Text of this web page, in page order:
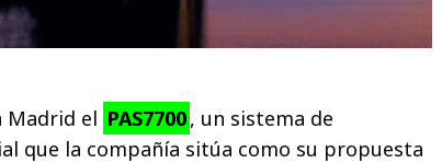
Madrid el PAS7700, un sistema de
que la compañía sitúa como su propuesta